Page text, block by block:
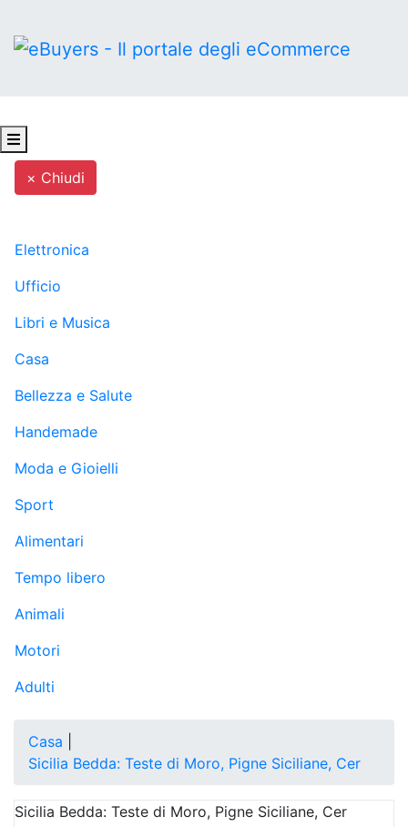
× Chiudi
Elettronica
Ufficio
Libri e Musica
Casa
Bellezza e Salute
Handemade
Moda e Gioielli
Sport
Alimentari
Tempo libero
Animali
Motori
Adulti
Casa
Sicilia Bedda: Teste di Moro, Pigne Siciliane, Cer
Sicilia Bedda: Teste di Moro, Pigne Siciliane, Cer